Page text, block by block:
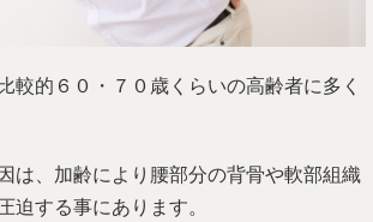
較的６０・７０歳くらいの高齢者に多く
は、加齢により腰部分の背骨や軟部組織
迫する事にあります。